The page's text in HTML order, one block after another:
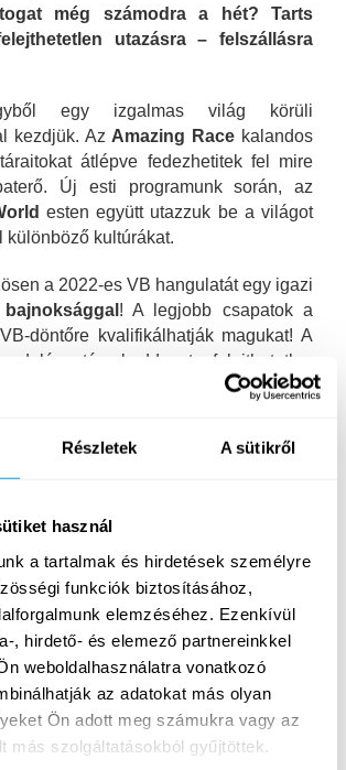
Részletek A sütikről
használ
a tartalmak és hirdetések személyre
funkciók biztosításához,
elemzéséhez. Ezenkívül
, hirdető- és elemező partnereinkkel
weboldalhasználatra vonatkozó
az adatokat más olyan
Ön adott meg számukra vagy az
más szolgáltatásokból gyűjtöttek.
még számodra a hét? Tarts
utazásra – felszállásra
egy izgalmas világ körüli
kezdjük. AzAmazing Race kalandos
átlépve fedezhetitek fel mire
Új esti programunk során, az
esten együtt utazzuk be a világot
különböző kultúrákat.
a 2022-es VB hangulatát egy igazi
bajnoksággal ! A legjobb csapatok a
döntőre kvalifikálhatják magukat! A
után, kedd este felejthetetlen
rátok a
20 másodperc totál káosz
megoldásokkal találkozhattok majd.
nagy programhelyszínünk felé
mászófalak, kalandparkok:
vár rátok egy 3000 m2-es
Este elhozzuk nektek a máltai
kivilágított út vezet majd titeket a
Szépkilátó felé.
York Citybe repülünk nyomozni, ahol
York-i helyszínelése
során nem elég
hanem minden apró részletre ügyelve,
a rejtélyt ahhoz, hogy le